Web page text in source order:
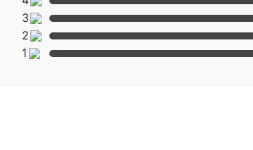
nước có nền kinh tế phát triển nhất Thế Giới như :
3
2
1